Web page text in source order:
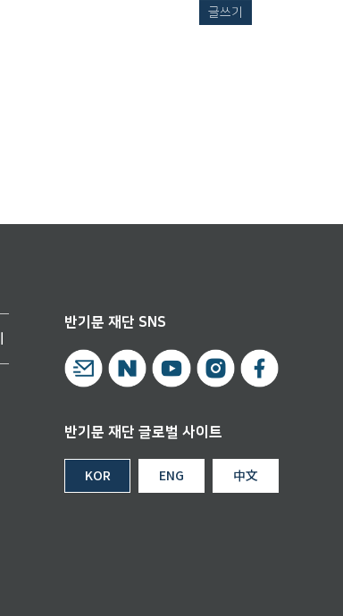
글쓰기
반기문 재단 SNS
반기문 재단 글로벌 사이트
KOR ENG 中文